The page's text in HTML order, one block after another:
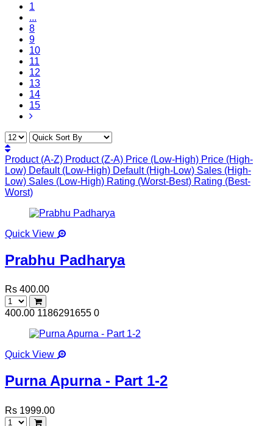
1
...
8
9
10
11
12
13
14
15
Product (A-Z) Product (Z-A) Price (Low-High) Price (High-
Low) Default (Low-High) Default (High-Low) Sales (High-
Low) Sales (Low-High) Rating (Worst-Best) Rating (Best-
Worst)
Quick View
Prabhu Padharya
Rs 400.00
400.00 1186291655 0
Quick View
Purna Apurna - Part 1-2
Rs 1999.00